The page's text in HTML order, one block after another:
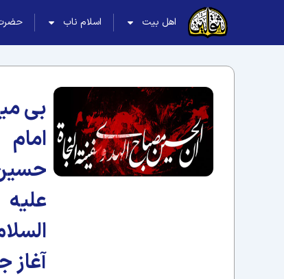
اهل بیت اسلام ناب
بی
امام
علیه
آغاز